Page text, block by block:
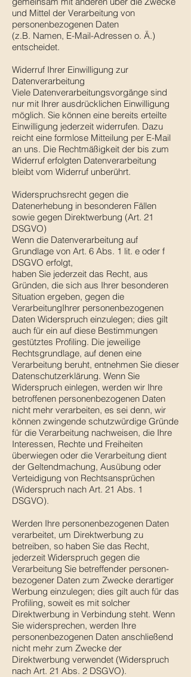
und Mittel der Verarbeitung von
personenbezogenen Daten
(z.B. Namen, E-Mail-Adressen o. Ä.)
entscheidet.
Widerruf Ihrer Einwilligung zur
Datenverarbeitung
Viele Datenverarbeitungsvorgänge sind
nur mit Ihrer ausdrücklichen Einwilligung
möglich. Sie können eine bereits erteilte
Einwilligung jederzeit widerrufen. Dazu
reicht eine formlose Mitteilung per E-Mail
an uns. Die Rechtmäßigkeit der bis zum
Widerruf erfolgten Datenverarbeitung
bleibt vom Widerruf unberührt.
Widerspruchsrecht gegen die
Datenerhebung in besonderen Fällen
sowie gegen Direktwerbung (Art. 21
DSGVO)
Wenn die Datenverarbeitung auf
Grundlage von Art. 6 Abs. 1 lit. e oder f
DSGVO erfolgt,
haben Sie jederzeit das Recht, aus
Gründen, die sich aus Ihrer besonderen
Situation ergeben, gegen die
VerarbeitungIhrer personenbezogenen
Daten Widerspruch einzulegen; dies gilt
auch für ein auf diese Bestimmungen
gestütztes Profiling. Die jeweilige
Rechtsgrundlage, auf denen eine
Verarbeitung beruht, entnehmen Sie dieser
Datenschutzerklärung. Wenn Sie
Widerspruch einlegen, werden wir Ihre
betroffenen personenbezogenen Daten
nicht mehr verarbeiten, es sei denn, wir
können zwingende schutzwürdige Gründe
für die Verarbeitung nachweisen, die Ihre
Interessen, Rechte und Freiheiten
überwiegen oder die Verarbeitung dient
der Geltendmachung, Ausübung oder
Verteidigung von Rechtsansprüchen
(Widerspruch nach Art. 21 Abs. 1
DSGVO).
Werden Ihre personenbezogenen Daten
verarbeitet, um Direktwerbung zu
betreiben, so haben Sie das Recht,
jederzeit Widerspruch gegen die
Verarbeitung Sie betreffender personen-
bezogener Daten zum Zwecke derartiger
Werbung einzulegen; dies gilt auch für das
Profiling, soweit es mit solcher
Direktwerbung in Verbindung steht. Wenn
Sie widersprechen, werden Ihre
personenbezogenen Daten anschließend
nicht mehr zum Zwecke der
Direktwerbung verwendet (Widerspruch
nach Art. 21 Abs. 2 DSGVO).